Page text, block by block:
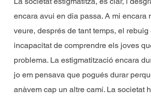
encara avui en dia passa. A mi encara
veure, després de tant temps, el
incapacitat de comprendre els joves
problema. La estigmatització encara
jo em pensava que pogués durar
anàvem cap un altre camí. La societat